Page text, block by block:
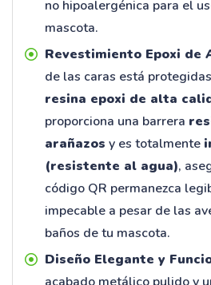
no hipoalergénica para el
mascota.
Revestimiento Epoxi de
de las caras está
resina epoxi de alta
proporciona una barrera
arañazos y es totalmente
(resistente al agua),
código QR permanezca
impecable a pesar de las
baños de tu mascota.
Diseño Elegante y